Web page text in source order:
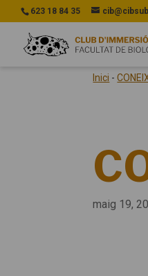
623 18 84 35
Inici -
maig 19,